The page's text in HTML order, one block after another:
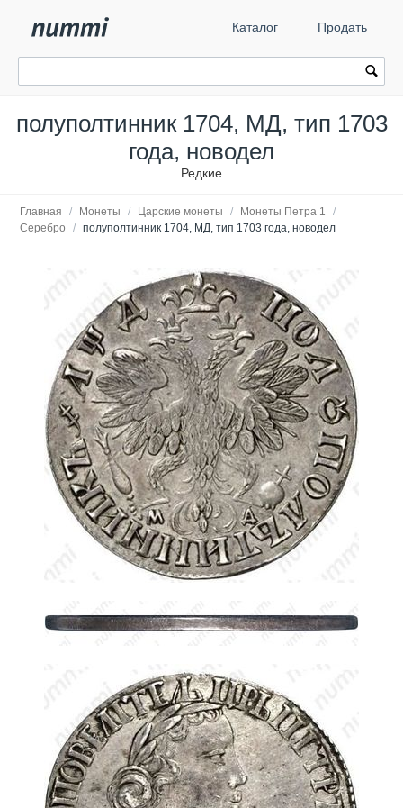
Каталог Продать
полуполтинник 1704, МД, тип 1703
года, новодел
Редкие
Главная / Монеты / Царские монеты / Монеты Петра 1
/
Серебро
/ полуполтинник 1704, МД, тип 1703 года, новодел